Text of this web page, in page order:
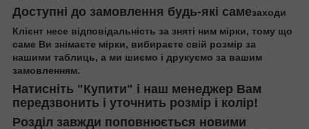
Доступні до замовлення будь-які самезаходи
Клієнт несе відповідальність за зняті ним мірки, тому що
саме Ви знімаєте мірки, вибираєте свій розмір за
нашими таблиць, а ми шиємо і друкуємо за вашим
замовленням.
Натисніть "Купити" і наш менеджер Вам
передзвонить і уточнить розмір і колір!
Розділ завжди поповнюється новими